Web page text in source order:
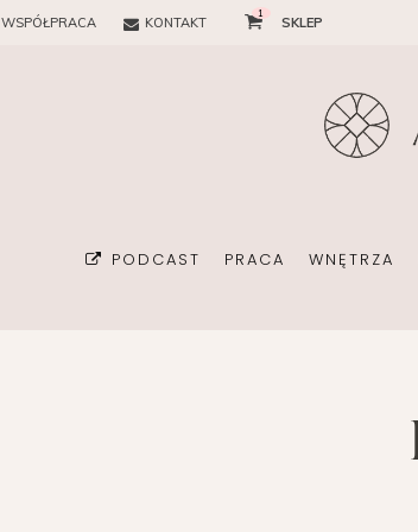
WSPÓŁPRACA KONTAKT
1
SKLEP
PODCAST PRACA WNĘTRZA